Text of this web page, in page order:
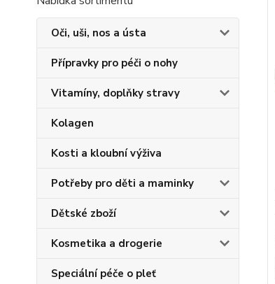
Oči, uši, nos a ústa
Přípravky pro péči o nohy
Vitamíny, doplňky stravy
Kolagen
Kosti a kloubní výživa
Potřeby pro děti a maminky
Dětské zboží
Kosmetika a drogerie
Speciální péče o pleť